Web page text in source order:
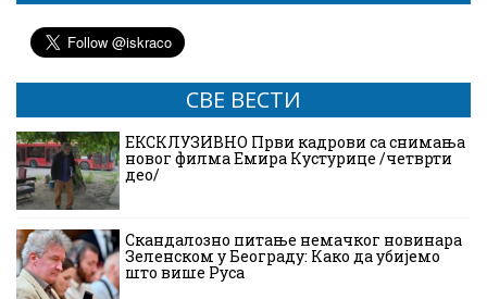
СВЕ ВЕСТИ
ЕКСКЛУЗИВНО Први кадрови са снимања
новог филма Емира Кустурице /четврти
део/
Скандалозно питање немачког новинара
Зеленском у Београду: Како да убијемо
што више Руса